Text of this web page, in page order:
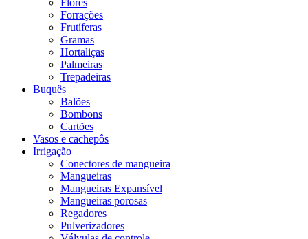
Forrações
Frutíferas
Gramas
Hortaliças
Palmeiras
Trepadeiras
Buquês
Balões
Bombons
Cartões
Vasos e cachepôs
Irrigação
Conectores de mangueira
Mangueiras
Mangueiras Expansível
Mangueiras porosas
Regadores
Pulverizadores